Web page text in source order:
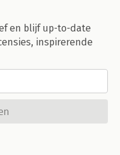
en blijf up-to-date
inspirerende